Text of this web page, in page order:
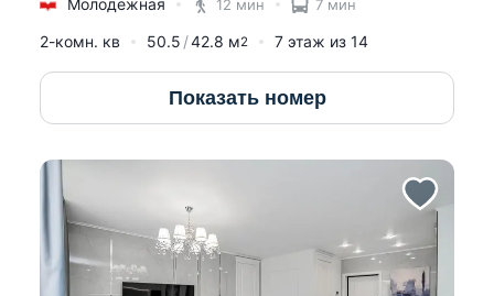
Молодежная
12 мин 7 мин
2-комн. кв 50.5 42.8 м2 7 этаж из 14
Показать номер